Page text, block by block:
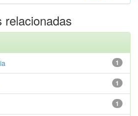
relacionadas
1
1
1